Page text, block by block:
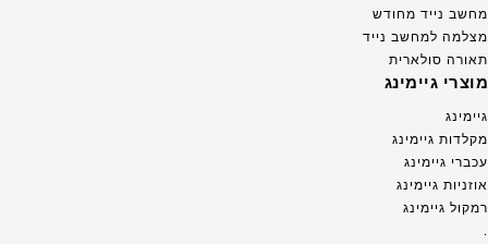
מחשב נייד מחודש
מצלמה למחשב נייד
תאורה סולארית
מוצרי גיימינג
גיימינג
מקלדות גיימינג
עכברי גיימינג
אוזניות גיימינג
רמקול גיימינג
.